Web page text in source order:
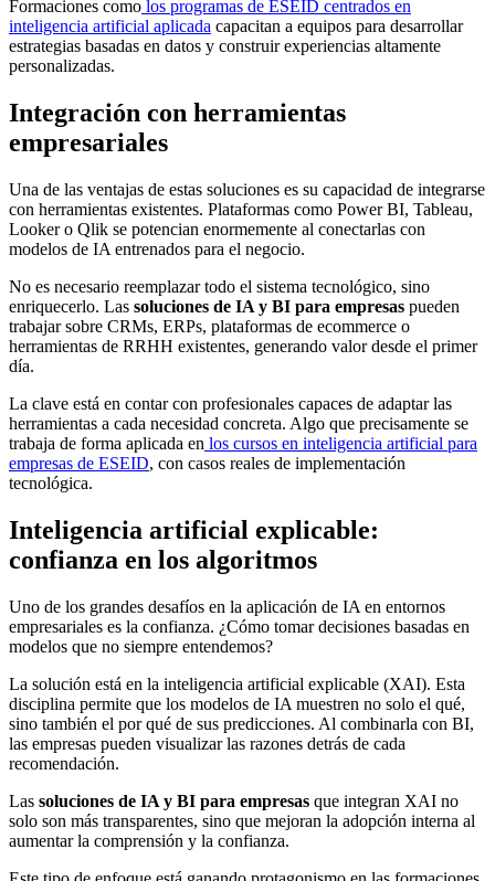
Formaciones como los programas de ESEID centrados en
inteligencia artificial aplicada capacitan a equipos para desarrollar
estrategias basadas en datos y construir experiencias altamente
personalizadas.
Integración con herramientas
empresariales
Una de las ventajas de estas soluciones es su capacidad de integrarse
con herramientas existentes. Plataformas como Power BI, Tableau,
Looker o Qlik se potencian enormemente al conectarlas con
modelos de IA entrenados para el negocio.
No es necesario reemplazar todo el sistema tecnológico, sino
enriquecerlo. Las soluciones de IA y BI para empresas pueden
trabajar sobre CRMs, ERPs, plataformas de ecommerce o
herramientas de RRHH existentes, generando valor desde el primer
día.
La clave está en contar con profesionales capaces de adaptar las
herramientas a cada necesidad concreta. Algo que precisamente se
trabaja de forma aplicada en los cursos en inteligencia artificial para
empresas de ESEID, con casos reales de implementación
tecnológica.
Inteligencia artificial explicable:
confianza en los algoritmos
Uno de los grandes desafíos en la aplicación de IA en entornos
empresariales es la confianza. ¿Cómo tomar decisiones basadas en
modelos que no siempre entendemos?
La solución está en la inteligencia artificial explicable (XAI). Esta
disciplina permite que los modelos de IA muestren no solo el qué,
sino también el por qué de sus predicciones. Al combinarla con BI,
las empresas pueden visualizar las razones detrás de cada
recomendación.
Las soluciones de IA y BI para empresas que integran XAI no
solo son más transparentes, sino que mejoran la adopción interna al
aumentar la comprensión y la confianza.